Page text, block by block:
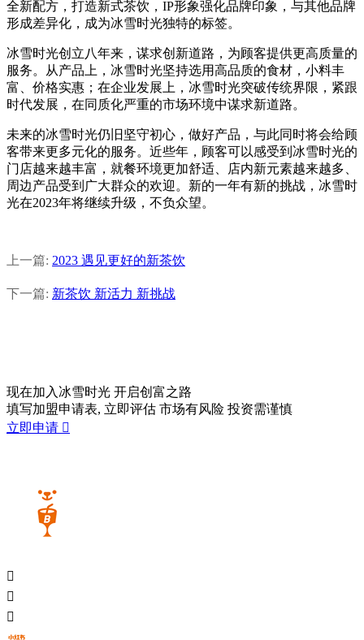
全新配方，打造新式茶饮，IP形象强化品牌印象，与其他品牌
形成差异化，成为冰雪时光独特的标签。
冰雪时光创立八年来，谋求创新道路，为顾客提供更高质量的
服务。从产品上，冰雪时光坚持选用高品质的食材，小料丰
富、价格实惠；在企业发展上，冰雪时光突破传统界限，紧跟
时代发展，在同质化严重的市场环境中谋求新道路。
未来的冰雪时光仍旧坚守初心，做好产品，与此同时将会给顾
客带来更多元化的服务。近些年，顾客可以感受到冰雪时光的
门店越来越丰富，就餐环境更加舒适、店内新元素越来越多、
周边产品受到广大群众的欢迎。新的一年有新的挑战，冰雪时
光在2023年将继续升级，不负众望。
上一篇: 2023 遇见更好的新茶饮
下一篇: 新茶饮 新活力 新挑战
现在加入冰雪时光 开启创富之路
填写加盟申请表, 立即评估 市场有风险 投资需谨慎
立即申请 


